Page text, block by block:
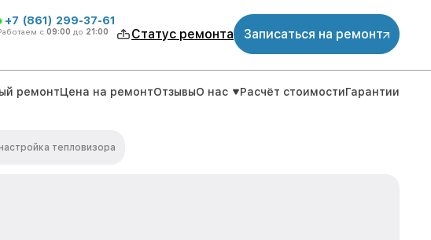
+7 (861) 299-37-61
с 09:00 до 21:00 Статус ремонта Записаться на ремонт
ремонтЦена на ремонтОтзывыО нас Расчёт стоимостиГарантии
тепловизора